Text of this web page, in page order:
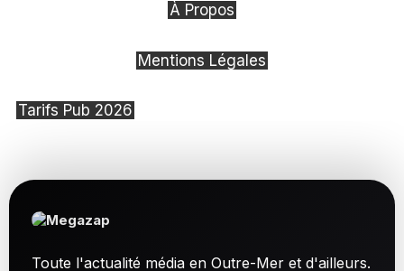
À Propos
Mentions Légales
Tarifs Pub 2026
Toute l'actualité média en Outre-Mer et d'ailleurs.